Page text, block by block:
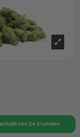
von 24 Stunden